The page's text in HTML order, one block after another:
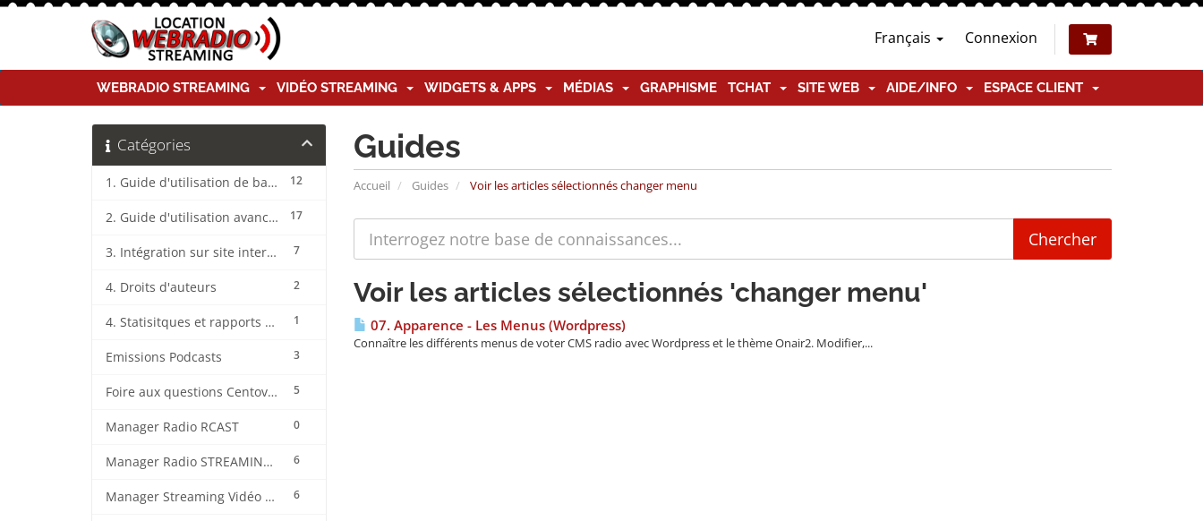
Français Connexion
WEBRADIO STREAMING VIDÉO STREAMING WIDGETS & APPS MÉDIAS GRAPHISME TCHAT SITE WEB AIDE/INFO ESPACE CLIENT
Guides
Accueil Guides Voir les articles sélectionnés changer menu
Catégories
12
1. Guide d'utilisation de base CentovaCast
17
2. Guide d'utilisation avancée CentovaCast
7
3. Intégration sur site internet CentovaCast
2
4. Droits d'auteurs
1
4. Statisitques et rapports CentovaCast
3
Emissions Podcasts
5
Foire aux questions CentovaCast
0
Manager Radio RCAST
6
Manager Radio STREAMING CENTER
6
Manager Streaming Vidéo TVMCP
Voir les articles sélectionnés 'changer menu'
07. Apparence - Les Menus (Wordpress)
Connaître les différents menus de voter CMS radio avec Wordpress et le thème Onair2. Modifier,...